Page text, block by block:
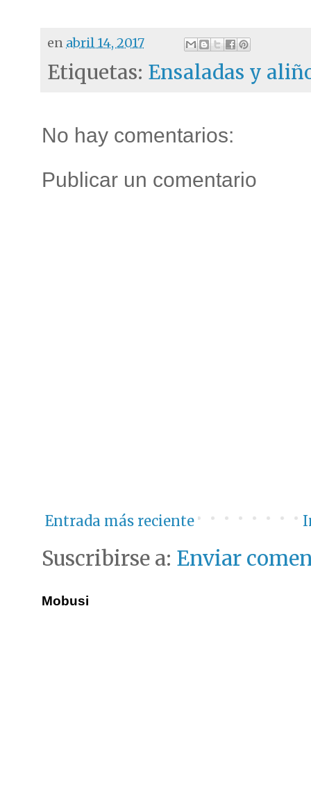
en abril 14, 2017
Etiquetas: Ensaladas y
No hay comentarios:
Publicar un comentario
Entrada más reciente
Suscribirse a: Enviar
Mobusi